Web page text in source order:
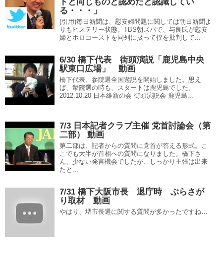
る・・・」
(引用)毎日新聞は、慰安婦問題に関しては朝日新聞よ
りもヒステリー状態。TBS朝ズバで、与良氏が慰安
婦とホロコーストを同列に扱って僕を批判して...
6/30 橋下代表 街頭演説「鹿児島中央
駅東口広場」 動画
橋下代表、参院選全国遊説を開始しました。思え
ば、衆院選の時も、スタートは鹿児島でした。
2012.10.20 日本維新の会 街頭演説会 鹿児島...
7/3 日本記者クラブ主催 党首討論会（第
二部） 動画
第二部は、記者からの質問に党首が答える形式。こ
こでも大半が首相への質問になりました。橋下さ
ん、少ない発言機会でしたが、しっかり主張は出来
たと...
7/31 橋下大阪市長 退庁時 ぶらさが
り取材 動画
やはり、堺市長選に関する質問が多かったですね…